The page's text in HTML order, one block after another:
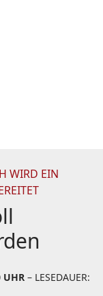
WIRD EIN
UHR – LESEDAUER: